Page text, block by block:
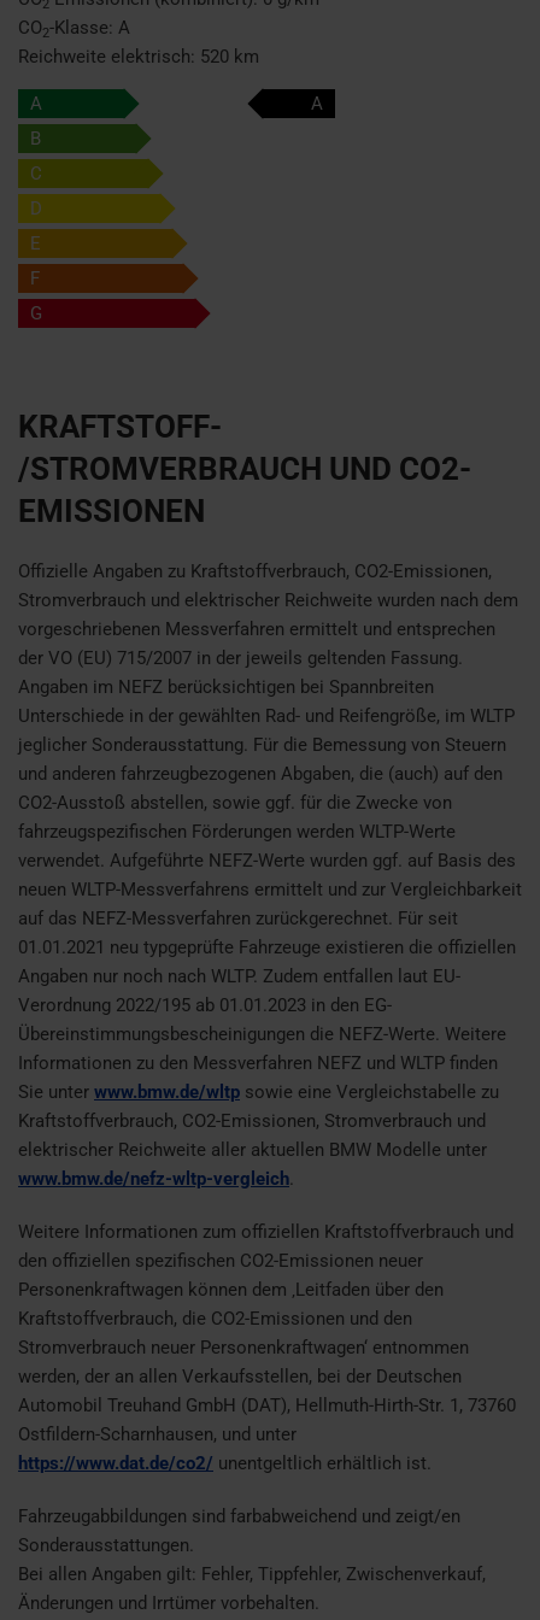
2
CO2-Klasse: A
Reichweite elektrisch: 520 km
A
A
B
C
D
E
F
G
KRAFTSTOFF-
/STROMVERBRAUCH UND CO2-
EMISSIONEN
Offizielle Angaben zu Kraftstoffverbrauch, CO2-Emissionen,
Stromverbrauch und elektrischer Reichweite wurden nach dem
vorgeschriebenen Messverfahren ermittelt und entsprechen
der VO (EU) 715/2007 in der jeweils geltenden Fassung.
Angaben im NEFZ berücksichtigen bei Spannbreiten
Unterschiede in der gewählten Rad- und Reifengröße, im WLTP
jeglicher Sonderausstattung. Für die Bemessung von Steuern
und anderen fahrzeugbezogenen Abgaben, die (auch) auf den
CO2-Ausstoß abstellen, sowie ggf. für die Zwecke von
fahrzeugspezifischen Förderungen werden WLTP-Werte
verwendet. Aufgeführte NEFZ-Werte wurden ggf. auf Basis des
neuen WLTP-Messverfahrens ermittelt und zur Vergleichbarkeit
auf das NEFZ-Messverfahren zurückgerechnet. Für seit
01.01.2021 neu typgeprüfte Fahrzeuge existieren die offiziellen
Angaben nur noch nach WLTP. Zudem entfallen laut EU-
Verordnung 2022/195 ab 01.01.2023 in den EG-
Übereinstimmungsbescheinigungen die NEFZ-Werte. Weitere
Informationen zu den Messverfahren NEFZ und WLTP finden
Sie unter www.bmw.de/wltp sowie eine Vergleichstabelle zu
Kraftstoffverbrauch, CO2-Emissionen, Stromverbrauch und
elektrischer Reichweite aller aktuellen BMW Modelle unter
www.bmw.de/nefz-wltp-vergleich.
Weitere Informationen zum offiziellen Kraftstoffverbrauch und
den offiziellen spezifischen CO2-Emissionen neuer
Personenkraftwagen können dem ‚Leitfaden über den
Kraftstoffverbrauch, die CO2-Emissionen und den
Stromverbrauch neuer Personenkraftwagen‘ entnommen
werden, der an allen Verkaufsstellen, bei der Deutschen
Automobil Treuhand GmbH (DAT), Hellmuth-Hirth-Str. 1, 73760
Ostfildern-Scharnhausen, und unter
https://www.dat.de/co2/ unentgeltlich erhältlich ist.
Fahrzeugabbildungen sind farbabweichend und zeigt/en
Sonderausstattungen.
Bei allen Angaben gilt: Fehler, Tippfehler, Zwischenverkauf,
Änderungen und Irrtümer vorbehalten.